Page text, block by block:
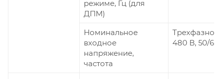
режиме, Гц (для
ДПМ)
Номинальное
входное
напряжение,
частота
Трехфазное
480 В, 50/60